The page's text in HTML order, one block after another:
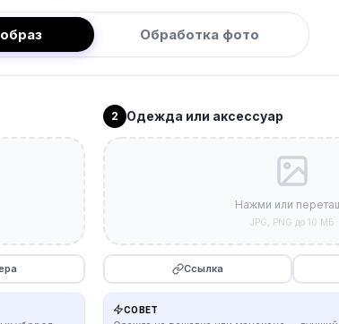
Обработка фото
2 Одежда или аксессуар
Нажми или
JPG, PNG до 10 МБ
Ссылка
СОВЕТ